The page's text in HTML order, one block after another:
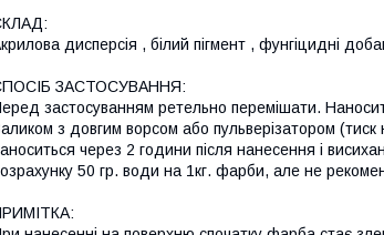
дисперсія , білий пігмент , фунгіцидні
ЗАСТОСУВАННЯ:
застосуванням ретельно перемішати.
з довгим ворсом або пульверізатором
через 2 години після нанесення і
50 гр. води на 1кг. фарби, але не